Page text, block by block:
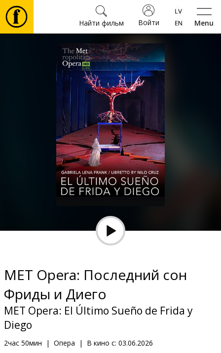
Menu
Войти
Найти фильм
Культура
Мероприятия
Новости
Подарки
Клуб
MET Opera: Последний сон
Фриды и Диего
MET Opera: El Último Sueño de Frida y
Diego
2час 50мин | Опера | В кино с: 03.06.2026